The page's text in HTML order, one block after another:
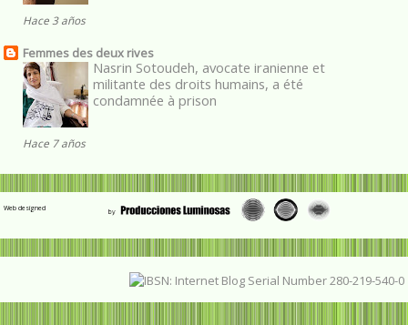
Hace 3 años
Femmes des deux rives
Nasrin Sotoudeh, avocate iranienne et
militante des droits humains, a été
condamnée à prison
Hace 7 años
Web designed